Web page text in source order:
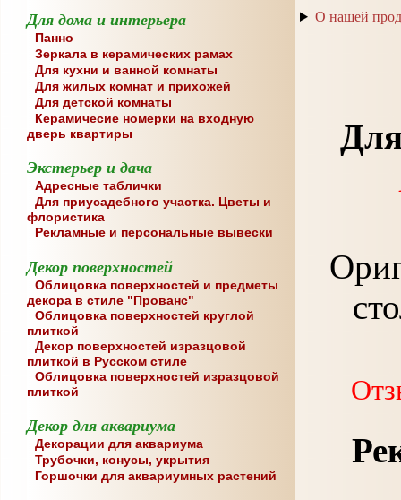
Для дома и интерьера
Панно
Зеркала в керамических рамах
Для кухни и ванной комнаты
Для жилых комнат и прихожей
Для детской комнаты
Керамичесие номерки на входную
дверь квартиры
Экстерьер и дача
Адресные таблички
Для приусадебного участка. Цветы и
флористика
Рекламные и персональные вывески
Декор поверхностей
Облицовка поверхностей и предметы
декора в стиле "Прованс"
Облицовка поверхностей круглой
плиткой
Декор поверхностей изразцовой
плиткой в Русском стиле
Облицовка поверхностей изразцовой
плиткой
Декор для аквариума
Декорации для аквариума
Трубочки, конусы, укрытия
Горшочки для аквариумных растений
О нашей